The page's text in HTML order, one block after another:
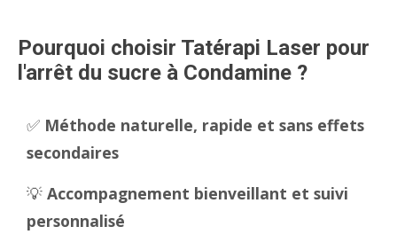
Pourquoi choisir Tatérapi Laser pour
l'arrêt du sucre à Condamine ?
✅ Méthode naturelle, rapide et sans effets
secondaires
💡 Accompagnement bienveillant et suivi
personnalisé